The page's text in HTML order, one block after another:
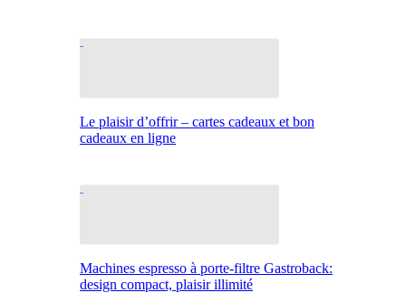
Le plaisir d’offrir – cartes cadeaux et bon
cadeaux en ligne
Machines espresso à porte-filtre Gastroback:
design compact, plaisir illimité